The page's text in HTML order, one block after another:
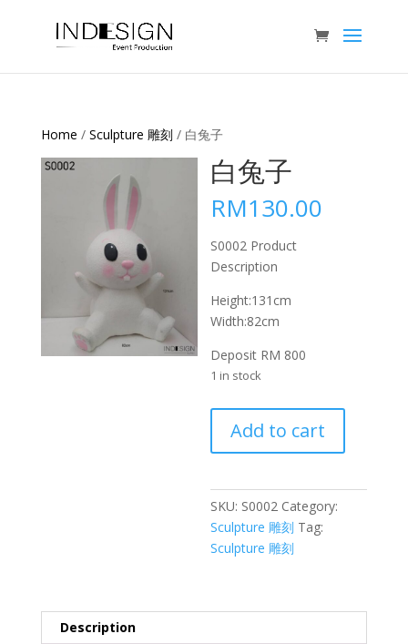
Home / Sculpture 雕刻 / 白兔子
白兔子
RM130.00
S0002 Product
Description
Height:131cm
Width:82cm
Deposit RM 800
1 in stock
子
Add to cart
SKU: S0002 Category:
Sculpture 雕刻 Tag:
Sculpture 雕刻
Description